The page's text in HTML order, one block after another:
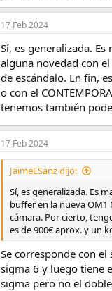
17 Feb 2024
Sí, es generalizada.
alguna novedad con
de escándalo. En fin,
o con el
tenemos también
17 Feb 2024
JaimeESanz dijo:
Sí, es generalizada. Es
buffer en la nueva OM1
cámara. Por cierto,
es de 900€ aprox. y un
Se corresponde con
sigma 6 y luego tiene
sigma pero no el